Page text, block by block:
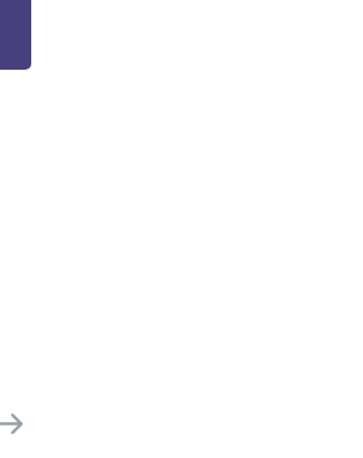
En garde alternée, Sandrine, ma garde